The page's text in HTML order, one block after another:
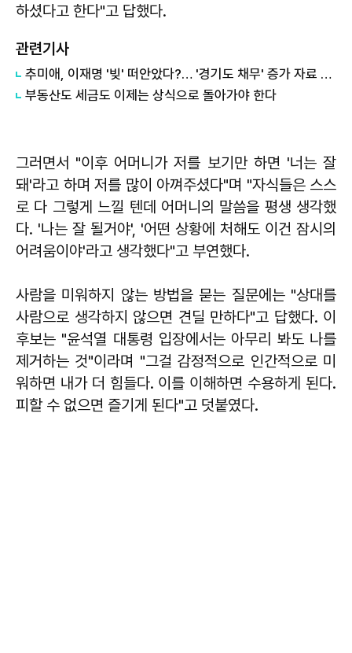
하셨다고 한다"고 답했다.
관련기사
추미애, 이재명 '빚' 떠안았다?… '경기도 채무' 증가 자료 실시간 확산
부동산도 세금도 이제는 상식으로 돌아가야 한다
그러면서 "이후 어머니가 저를 보기만 하면 '너는 잘
돼'라고 하며 저를 많이 아껴주셨다"며 "자식들은 스스
로 다 그렇게 느낄 텐데 어머니의 말씀을 평생 생각했
다. '나는 잘 될거야', '어떤 상황에 처해도 이건 잠시의
어려움이야'라고 생각했다"고 부연했다.
사람을 미워하지 않는 방법을 묻는 질문에는 "상대를
사람으로 생각하지 않으면 견딜 만하다"고 답했다. 이
후보는 "윤석열 대통령 입장에서는 아무리 봐도 나를
제거하는 것"이라며 "그걸 감정적으로 인간적으로 미
워하면 내가 더 힘들다. 이를 이해하면 수용하게 된다.
피할 수 없으면 즐기게 된다"고 덧붙였다.